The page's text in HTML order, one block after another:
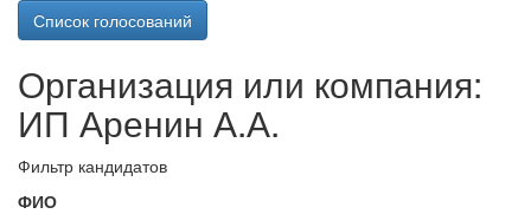
Список голосований
Организация или компания:
ИП Аренин А.А.
Фильтр кандидатов
ФИО